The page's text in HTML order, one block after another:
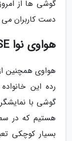
دست کاربران
هواوی نوا 6SE
رده این
هستیم که در
بسیار کوچکی